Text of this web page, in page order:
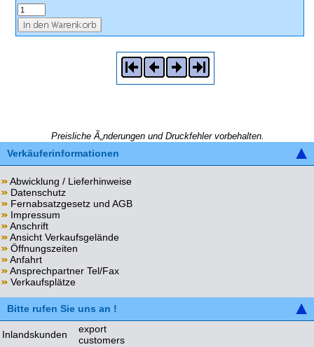
Preisliche Ã„nderungen und Druckfehler vorbehalten.
Verkäuferinformationen
Abwicklung / Lieferhinweise
Datenschutz
Fernabsatzgesetz und AGB
Impressum
Anschrift
Ansicht Verkaufsgelände
Öffnungszeiten
Anfahrt
Ansprechpartner Tel/Fax
Verkaufsplätze
Bitte rufen Sie uns an !
Inlandskunden
export
customers